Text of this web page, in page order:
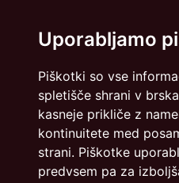
Uporabljamo
Piškotki so vse
spletišče shrani v
kasneje prikliče z
kontinuitete med
strani. Piškotke
predvsem pa za